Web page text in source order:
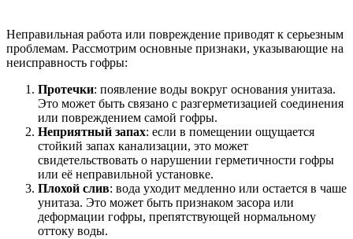
Неправильная работа или повреждение приводят к серьезным
проблемам. Рассмотрим основные признаки, указывающие на
неисправность гофры:
Протечки: появление воды вокруг основания унитаза.
Это может быть связано с разгерметизацией соединения
или повреждением самой гофры.
Неприятный запах: если в помещении ощущается
стойкий запах канализации, это может
свидетельствовать о нарушении герметичности гофры
или её неправильной установке.
Плохой слив: вода уходит медленно или остается в чаше
унитаза. Это может быть признаком засора или
деформации гофры, препятствующей нормальному
оттоку воды.